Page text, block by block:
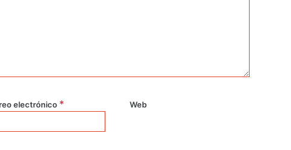
electrónico * Web